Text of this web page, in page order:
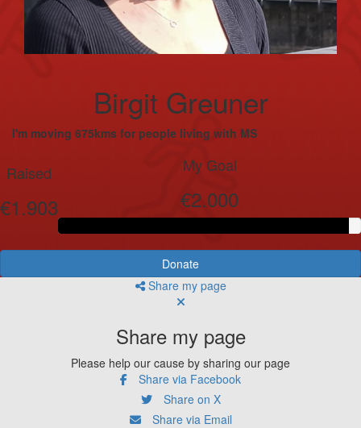
Birgit Greuner
I'm moving 675kms for people living with MS
Raised
€1.903
My Goal
€2.000
Donate
Share my page
Share my page
Please help our cause by sharing our page
Share via Facebook
Share on X
Share via Email